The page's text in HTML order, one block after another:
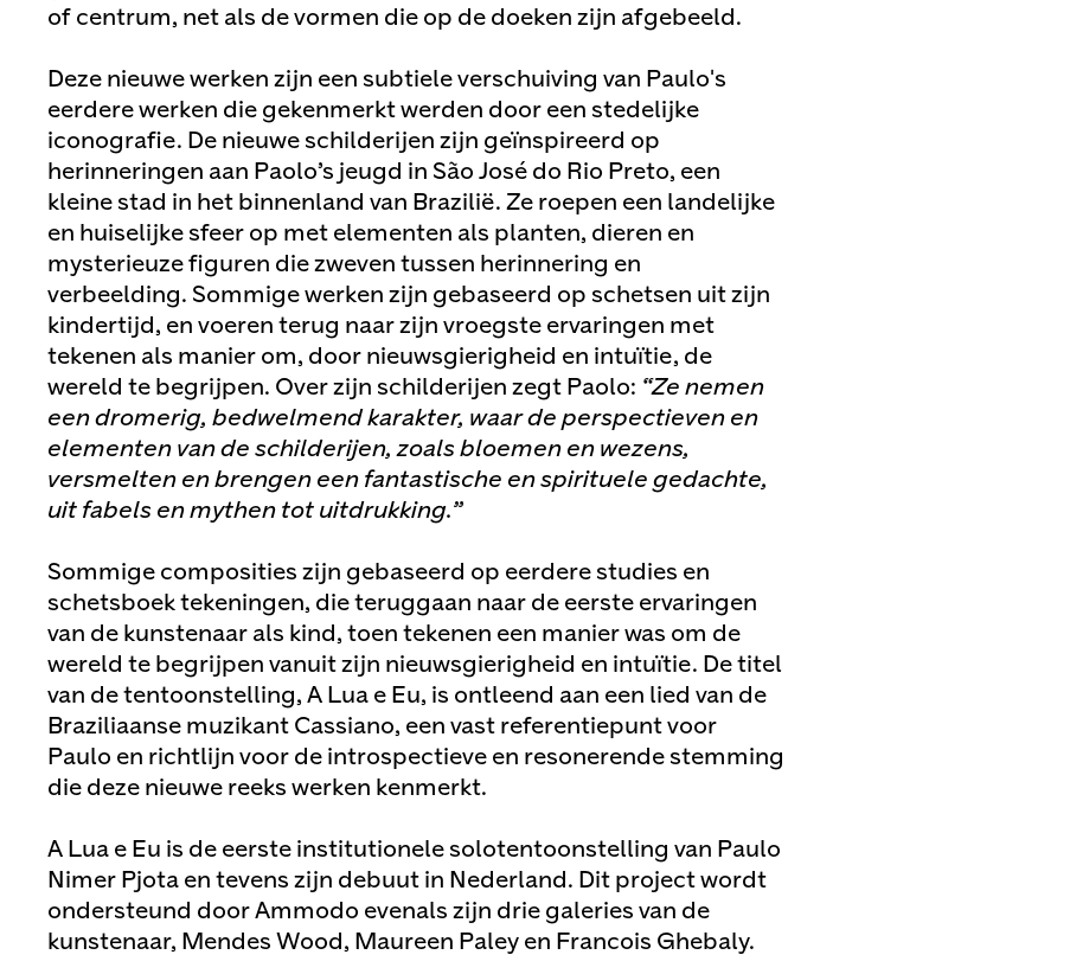
of centrum, net als de vormen die op de doeken zijn afgebeeld.
Deze nieuwe werken zijn een subtiele verschuiving van Paulo's
eerdere werken die gekenmerkt werden door een stedelijke
iconografie. De nieuwe schilderijen zijn geïnspireerd op
herinneringen aan Paolo’s jeugd in São José do Rio Preto, een
kleine stad in het binnenland van Brazilië. Ze roepen een landelijke
en huiselijke sfeer op met elementen als planten, dieren en
mysterieuze figuren die zweven tussen herinnering en
verbeelding. Sommige werken zijn gebaseerd op schetsen uit zijn
kindertijd, en voeren terug naar zijn vroegste ervaringen met
tekenen als manier om, door nieuwsgierigheid en intuïtie, de
wereld te begrijpen. Over zijn schilderijen zegt Paolo: “Ze nemen
een dromerig, bedwelmend karakter, waar de perspectieven en
elementen van de schilderijen, zoals bloemen en wezens,
versmelten en brengen een fantastische en spirituele gedachte,
uit fabels en mythen tot uitdrukking.”
Sommige composities zijn gebaseerd op eerdere studies en
schetsboek tekeningen, die teruggaan naar de eerste ervaringen
van de kunstenaar als kind, toen tekenen een manier was om de
wereld te begrijpen vanuit zijn nieuwsgierigheid en intuïtie. De titel
van de tentoonstelling, A Lua e Eu, is ontleend aan een lied van de
Braziliaanse muzikant Cassiano, een vast referentiepunt voor
Paulo en richtlijn voor de introspectieve en resonerende stemming
die deze nieuwe reeks werken kenmerkt.
A Lua e Eu is de eerste institutionele solotentoonstelling van Paulo
Nimer Pjota en tevens zijn debuut in Nederland. Dit project wordt
ondersteund door Ammodo evenals zijn drie galeries van de
kunstenaar, Mendes Wood, Maureen Paley en Francois Ghebaly.